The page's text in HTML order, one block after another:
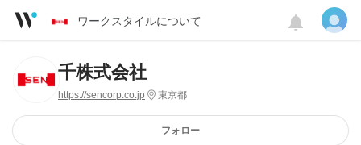
ワークスタイルについて
千株式会社
https://sencorp.co.jp 東京都
フォロー